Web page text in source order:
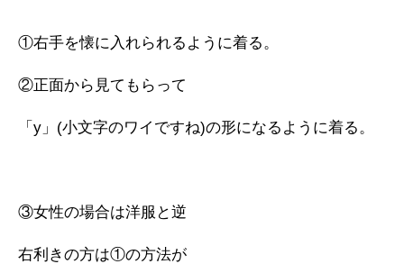
①右手を懐に入れられるように着る。
②正面から見てもらって
「y」(小文字のワイですね)の形になるように着る。
③女性の場合は洋服と逆
右利きの方は①の方法が